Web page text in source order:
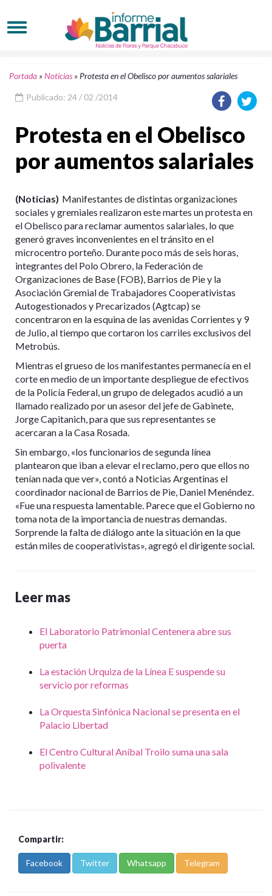
Portada »Noticias » Protesta en el Obelisco por aumentos salariales
Publicado: 24 / 02 /2014
Protesta en el Obelisco
por aumentos salariales
(Noticias) Manifestantes de distintas organizaciones
sociales y gremiales realizaron este martes un protesta en
el Obelisco para reclamar aumentos salariales, lo que
generó graves inconvenientes en el tránsito en el
microcentro porteño. Durante poco más de seis horas,
integrantes del Polo Obrero, la Federación de
Organizaciones de Base (FOB), Barrios de Pie y la
Asociación Gremial de Trabajadores Cooperativistas
Autogestionados y Precarizados (Agtcap) se
concentraron en la esquina de las avenidas Corrientes y 9
de Julio, al tiempo que cortaron los carriles exclusivos del
Metrobús.
Mientras el grueso de los manifestantes permanecía en el
corte en medio de un importante despliegue de efectivos
de la Policía Federal, un grupo de delegados acudió a un
llamado realizado por un asesor del jefe de Gabinete,
Jorge Capitanich, para que sus representantes se
acercaran a la Casa Rosada.
Sin embargo, «los funcionarios de segunda línea
plantearon que iban a elevar el reclamo, pero que ellos no
tenían nada que ver», contó a Noticias Argentinas el
coordinador nacional de Barrios de Pie, Daniel Menéndez.
«Fue una respuesta lamentable. Parece que el Gobierno no
toma nota de la importancia de nuestras demandas.
Sorprende la falta de diálogo ante la situación en la que
están miles de cooperativistas», agregó el dirigente social.
Leer mas
El Laboratorio Patrimonial Centenera abre sus
puerta
La estación Urquiza de la Línea E suspende su
servicio por reformas
La Orquesta Sinfónica Nacional se presenta en el
Palacio Libertad
El Centro Cultural Aníbal Troilo suma una sala
polivalente
Compartir:
Facebook Twitter Whatsapp Telegram